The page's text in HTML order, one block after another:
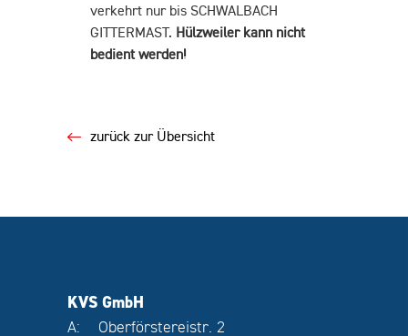
verkehrt nur bis SCHWALBACH
GITTERMAST. Hülzweiler kann nicht
bedient werden!
zurück zur Übersicht
KVS GmbH
A:
Oberförstereistr. 2